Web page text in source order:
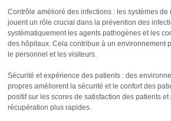
Contrôle amélioré des infections : les systèmes
jouent un rôle crucial dans la prévention des
systématiquement les agents pathogènes et les
des hôpitaux. Cela contribue à un environnement
le personnel et les visiteurs.
Sécurité et expérience des patients : des
propres améliorent la sécurité et le confort des
positif sur les scores de satisfaction des patients et
récupération plus rapides.